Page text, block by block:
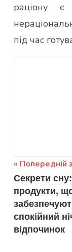
раціону є
під час
записів
Попередній
Секрети сну:
продукти,
спокійний
відпочинок